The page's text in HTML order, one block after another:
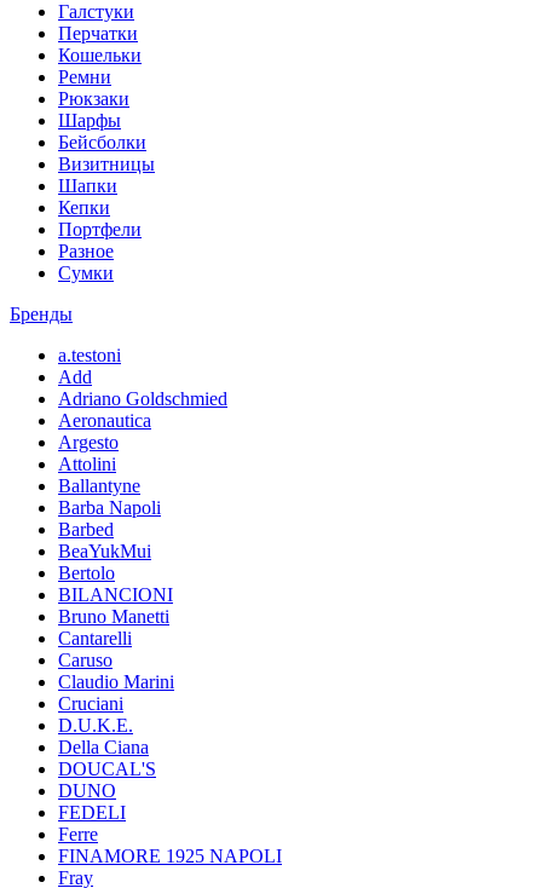
Галстуки
Перчатки
Кошельки
Ремни
Рюкзаки
Шарфы
Бейсболки
Визитницы
Шапки
Кепки
Портфели
Разное
Сумки
Бренды
a.testoni
Add
Adriano Goldschmied
Aeronautica
Argesto
Attolini
Ballantyne
Barba Napoli
Barbed
BeaYukMui
Bertolo
BILANCIONI
Bruno Manetti
Cantarelli
Caruso
Claudio Marini
Cruciani
D.U.K.E.
Della Ciana
DOUCAL'S
DUNO
FEDELI
Ferre
FINAMORE 1925 NAPOLI
Fray